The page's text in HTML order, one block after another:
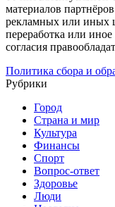
материалов
рекламных или иных
переработка или
согласия
Политика сбора и
Рубрики
Город
Страна и мир
Культура
Финансы
Спорт
Вопрос-ответ
Здоровье
Люди